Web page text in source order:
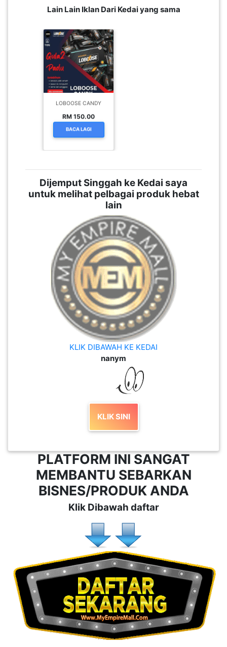
Lain Lain Iklan Dari Kedai yang sama
LOBOOSE CANDY
RM 150.00
BACA LAGI
Dijemput Singgah ke Kedai saya
untuk melihat pelbagai produk hebat
lain
KLIK DIBAWAH KE KEDAI
nanym
KLIK SINI
PLATFORM INI SANGAT
MEMBANTU SEBARKAN
BISNES/PRODUK ANDA
Klik Dibawah daftar